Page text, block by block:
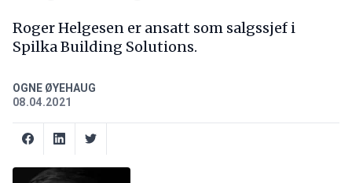
Roger Helgesen er ansatt som salgssjef i
Spilka Building Solutions.
OGNE ØYEHAUG
08.04.2021